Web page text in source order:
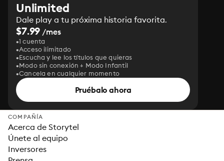
Unlimited
Dale play a tu próxima historia favorita.
$7.99 /mes
1 cuenta
Acceso ilimitado
Escucha y lee los títulos que quieras
Modo sin conexión + Modo Infantil
Cancela en cualquier momento
Pruébalo ahora
COMPAÑÍA
Acerca de Storytel
Únete al equipo
Inversores